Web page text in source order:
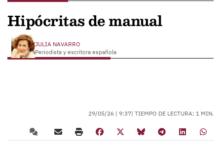
Hipócritas de manual
JULIA NAVARRO
Periodista y escritora española
29/05/26 | 9:37| TIEMPO DE LECTURA: 1 MIN.